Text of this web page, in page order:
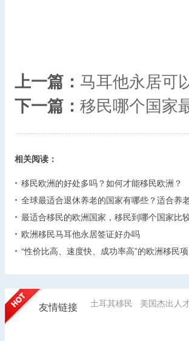
上一篇： 马耳他永居可
下一篇： 移民哪个国家
相关阅读：
移民欧洲的好处多吗？如何才能移民欧洲？
全球最适合退休养老的国家有哪些？适合养
最适合移民的欧洲国家，移民到哪个国家比较
欧洲移民马耳他永居签证好办吗
“性价比高、速度快、成功率高”的欧洲移民
友情链接 土耳其移民 美国杰出人